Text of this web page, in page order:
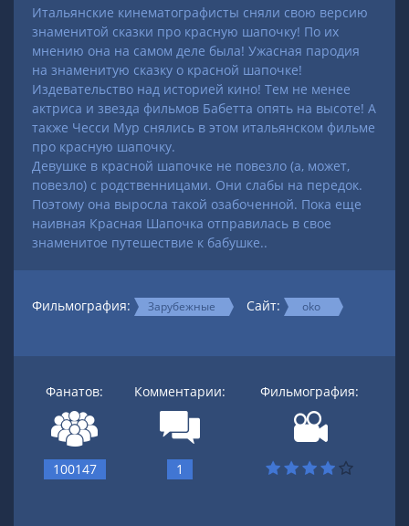
Итальянские кинематографисты сняли свою версию
знаменитой сказки про красную шапочку! По их
мнению она на самом деле была! Ужасная пародия
на знаменитую сказку о красной шапочке!
Издевательство над историей кино! Тем не менее
актриса и звезда фильмов Бабетта опять на высоте! А
также Чесси Мур снялись в этом итальянском фильме
про красную шапочку.
Девушке в красной шапочке не повезло (а, может,
повезло) с родственницами. Они слабы на передок.
Поэтому она выросла такой озабоченной. Пока еще
наивная Красная Шапочка отправилась в свое
знаменитое путешествие к бабушке..
Фильмография: Зарубежные Сайт: oko
Фанатов:
100147
Комментарии:
1
Фильмография: